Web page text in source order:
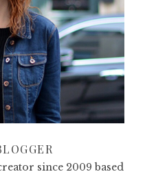
since 2009 based